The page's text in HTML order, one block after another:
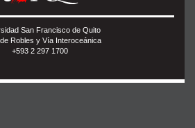
San Francisco de Quito
Robles y Vía Interoceánica
+593 2 297 1700